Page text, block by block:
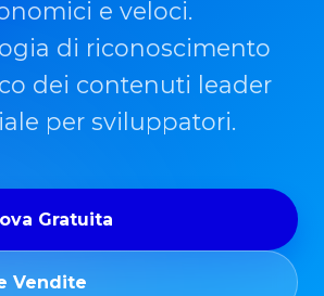
e veloci.
di riconoscimento
dei contenuti leader
per sviluppatori.
Gratuita
Vendite